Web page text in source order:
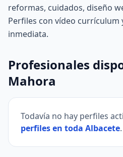
reformas, cuidados, diseño
Perfiles con vídeo currículum
inmediata.
Profesionales
Mahora
Todavía no hay perfiles
perfiles en toda Albacete.